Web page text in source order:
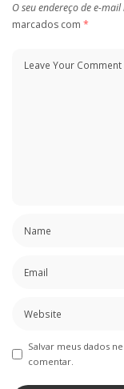
O seu endereço de e-
marcados com *
Salvar meus dados
comentar.